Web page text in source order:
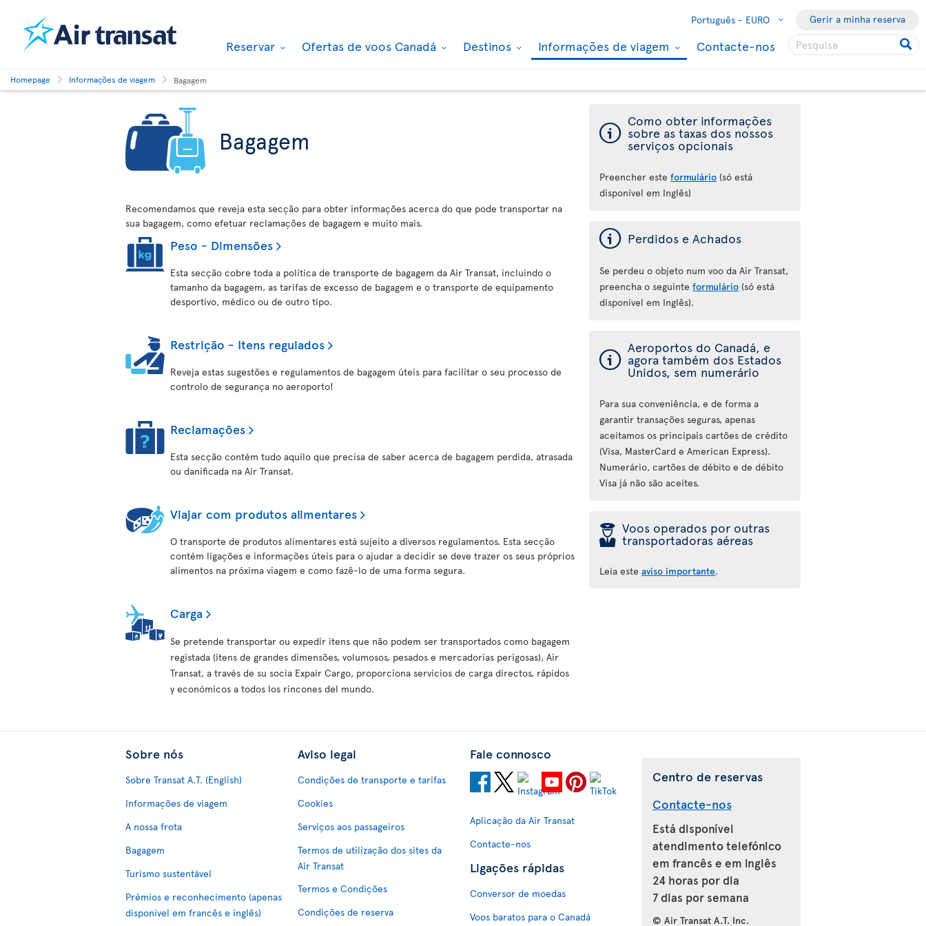
Português - EURO Gerir a minha reserva
Reservar Ofertas de voos Canadá Destinos Informações de viagem Contacte-nos
Homepage Informações de viagem Bagagem
Bagagem
Recomendamos que reveja esta secção para obter informações acerca do que pode transportar na
sua bagagem, como efetuar reclamações de bagagem e muito mais.
Peso - Dimensões
Esta secção cobre toda a política de transporte de bagagem da Air Transat, incluindo o
tamanho da bagagem, as tarifas de excesso de bagagem e o transporte de equipamento
desportivo, médico ou de outro tipo.
Restrição - Itens regulados
Reveja estas sugestões e regulamentos de bagagem úteis para facilitar o seu processo de
controlo de segurança no aeroporto!
Reclamações
Esta secção contém tudo aquilo que precisa de saber acerca de bagagem perdida, atrasada
ou danificada na Air Transat.
Viajar com produtos alimentares
O transporte de produtos alimentares está sujeito a diversos regulamentos. Esta secção
contém ligações e informações úteis para o ajudar a decidir se deve trazer os seus próprios
alimentos na próxima viagem e como fazê-lo de uma forma segura.
Carga
Se pretende transportar ou expedir itens que não podem ser transportados como bagagem
registada (itens de grandes dimensões, volumosos, pesados e mercadorias perigosas), Air
Transat, a través de su socia Expair Cargo, proporciona servicios de carga directos, rápidos
y económicos a todos los rincones del mundo.
ý Como obter informações
sobre as taxas dos nossos
serviços opcionais
Preencher esteformulário (só está
disponível em Inglês)
ý Perdidos e Achados
Se perdeu o objeto num voo da Air Transat,
preencha o seguinteformulário (só está
disponível em Inglês).
ý Aeroportos do Canadá, e
agora também dos Estados
Unidos, sem numerário
Para sua conveniência, e de forma a
garantir transações seguras, apenas
aceitamos os principais cartões de crédito
(Visa, MasterCard e American Express).
Numerário, cartões de débito e de débito
Visa já não são aceites.
þ Voos operados por outras
transportadoras aéreas
Leia esteaviso importante.
Sobre nós
Sobre Transat A.T. (English)
Informações de viagem
A nossa frota
Bagagem
Turismo sustentável
Prémios e reconhecimento (apenas
disponível em francês e inglês)
Aviso legal
Condições de transporte e tarifas
Cookies
Serviços aos passageiros
Termos de utilização dos sites da
Air Transat
Termos e Condições
Condições de reserva
Fale connosco
Aplicação da Air Transat
Contacte-nos
Ligações rápidas
Conversor de moedas
Voos baratos para o Canadá
Centro de reservas
Contacte-nos
Está disponível
atendimento telefónico
em francês e em inglês
24 horas por dia
7 dias por semana
© Air Transat A.T. Inc.